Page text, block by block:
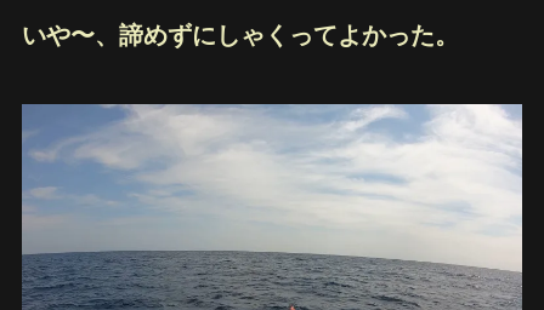
いや〜、諦めずにしゃくってよかった。